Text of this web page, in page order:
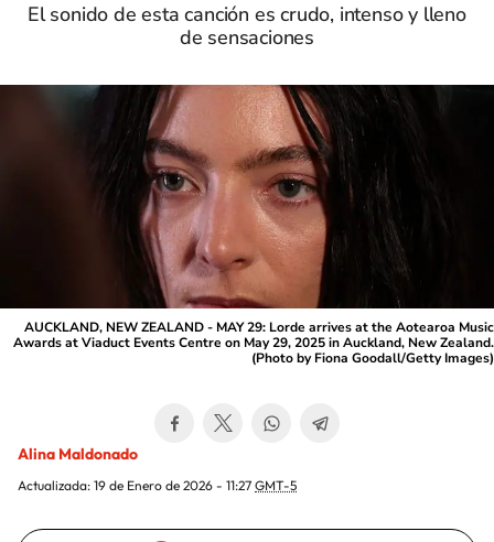
El sonido de esta canción es crudo, intenso y lleno
de sensaciones
AUCKLAND, NEW ZEALAND - MAY 29: Lorde arrives at the Aotearoa Music
Awards at Viaduct Events Centre‎ on May 29, 2025 in Auckland, New Zealand.
(Photo by Fiona Goodall/Getty Images)
Alina Maldonado
Actualizada: 19 de Enero de 2026 - 11:27 GMT-5